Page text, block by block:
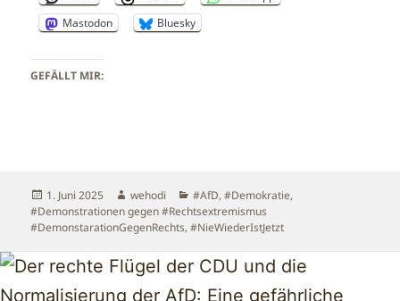
Mastodon
Bluesky
GEFÄLLT MIR:
Veröffentlicht
am
1. Juni 2025 Autor
wehodi Kategorien
#AfD,#Demokratie,
#Demonstrationen gegen #Rechtsextremismus
#DemonstarationGegenRechts,#NieWiederIstJetzt